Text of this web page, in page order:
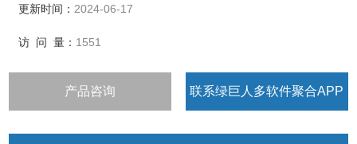
更新时间： 2024-06-17
访 问 量： 1551
产品咨询 联系绿巨人多软件聚合APP